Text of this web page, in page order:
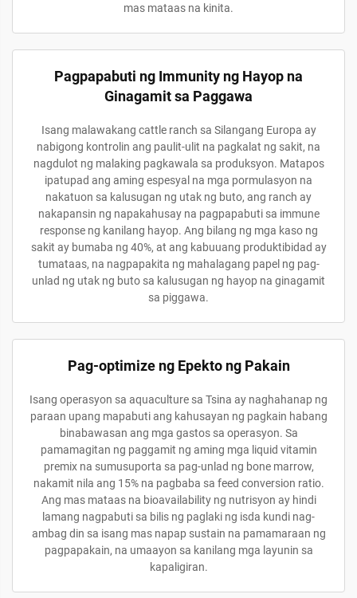
mas mataas na kinita.
Pagpapabuti ng Immunity ng Hayop na
Ginagamit sa Paggawa
Isang malawakang cattle ranch sa Silangang Europa ay
nabigong kontrolin ang paulit-ulit na pagkalat ng sakit, na
nagdulot ng malaking pagkawala sa produksyon. Matapos
ipatupad ang aming espesyal na mga pormulasyon na
nakatuon sa kalusugan ng utak ng buto, ang ranch ay
nakapansin ng napakahusay na pagpapabuti sa immune
response ng kanilang hayop. Ang bilang ng mga kaso ng
sakit ay bumaba ng 40%, at ang kabuuang produktibidad ay
tumataas, na nagpapakita ng mahalagang papel ng pag-
unlad ng utak ng buto sa kalusugan ng hayop na ginagamit
sa piggawa.
Pag-optimize ng Epekto ng Pakain
Isang operasyon sa aquaculture sa Tsina ay naghahanap ng
paraan upang mapabuti ang kahusayan ng pagkain habang
binabawasan ang mga gastos sa operasyon. Sa
pamamagitan ng paggamit ng aming mga liquid vitamin
premix na sumusuporta sa pag-unlad ng bone marrow,
nakamit nila ang 15% na pagbaba sa feed conversion ratio.
Ang mas mataas na bioavailability ng nutrisyon ay hindi
lamang nagpabuti sa bilis ng paglaki ng isda kundi nag-
ambag din sa isang mas napap sustain na pamamaraan ng
pagpapakain, na umaayon sa kanilang mga layunin sa
kapaligiran.